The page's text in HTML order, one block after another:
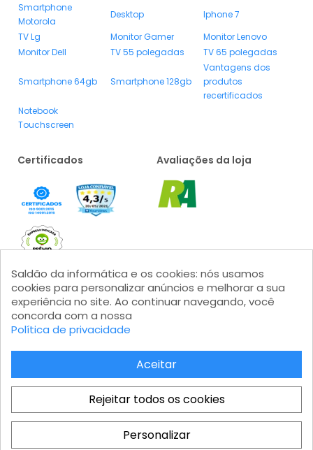
Smartphone
Motorola
Desktop
Iphone 7
TV Lg
Monitor Gamer
Monitor Lenovo
Monitor Dell
TV 55 polegadas TV 65 polegadas
Smartphone 64gb Smartphone 128gb
Vantagens dos
produtos
recertificados
Notebook
Touchscreen
Certificados Avaliações da loja
Formas de pagamento
Saldão da Informática LTDA - CNPJ: 15.383.046/0001-04 - IE:
206.162.139.111 Av. Marginal Projetada, 1810 - Jardim Mutinga - Barueri
- SP - Modular 2 - Castelo Branco - Galpão 08 - CEP 06460-200
Saldão da informática e os cookies: nós usamos
cookies para personalizar anúncios e melhorar a sua
experiência no site. Ao continuar navegando, você
concorda com a nossa
Política de privacidade
Aceitar
Rejeitar todos os cookies
Personalizar